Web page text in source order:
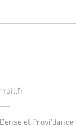
et Provi'dance